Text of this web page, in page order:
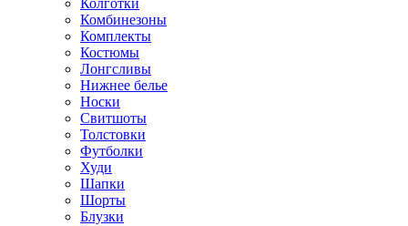
Комбинезоны
Комплекты
Костюмы
Лонгсливы
Нижнее белье
Носки
Свитшоты
Толстовки
Футболки
Худи
Шапки
Шорты
Блузки